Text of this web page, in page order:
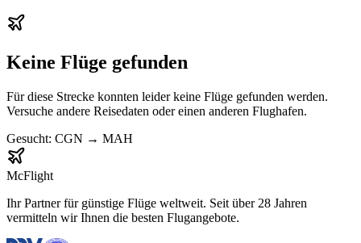
Keine Flüge gefunden
Für diese Strecke konnten leider keine Flüge gefunden werden.
Versuche andere Reisedaten oder einen anderen Flughafen.
Gesucht: CGN → MAH
McFlight
Ihr Partner für günstige Flüge weltweit. Seit über 28 Jahren
vermitteln wir Ihnen die besten Flugangebote.